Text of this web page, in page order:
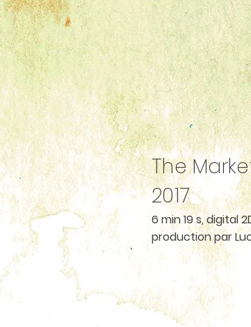
The
2017
6 min 19 s, digital
production par